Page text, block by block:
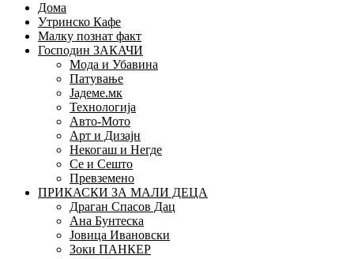
Дома
Утринско Кафе
Малку познат факт
Господин ЗАКАЧИ
Мода и Убавина
Патување
Јадеме.мк
Технологија
Авто-Мото
Арт и Дизајн
Некогаш и Негде
Се и Сешто
Превземено
ПРИКАСКИ ЗА МАЛИ ДЕЦА
Драган Спасов Дац
Ана Бунтеска
Јовица Ивановски
Зоки ПАНКЕР